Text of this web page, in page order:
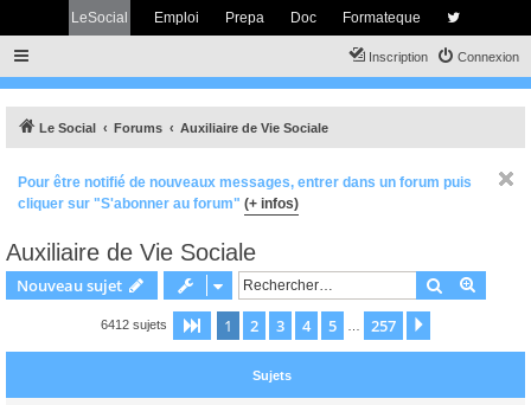
LeSocial Emploi Prepa Doc Formateque
Connexion
Inscription
Le Social Forums Auxiliaire de Vie Sociale
Pour être notifié de nouveaux messages, entrer dans un forum puis
cliquer sur "S'abonner au forum" (+ infos)
Auxiliaire de Vie Sociale
Nouveau sujet Rechercher
6412 sujets Page 1sur257
1 2 3 4 5 257
Sujets